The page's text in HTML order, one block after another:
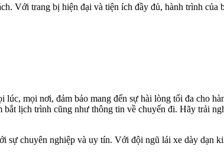
Với trang bị hiện đại và tiện ích đầy đủ, hành trình
lúc, mọi nơi, đảm bảo mang đến sự hài lòng tối đa cho
lịch trình cũng như thông tin về chuyến đi. Hãy trải
sự chuyên nghiệp và uy tín. Với đội ngũ lái xe dày dạn